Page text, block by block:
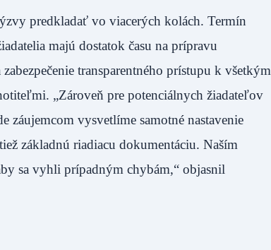
predkladať vo viacerých kolách. Termín
majú dostatok času na prípravu
transparentného prístupu k všetkým
„Zároveň pre potenciálnych žiadateľov
záujemcom vysvetlíme samotné nastavenie
základnú riadiacu dokumentáciu. Naším
sa vyhli prípadným chybám,“ objasnil